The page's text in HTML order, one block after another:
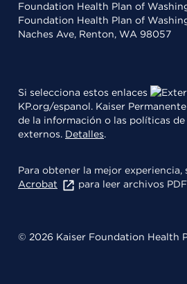
Foundation Health Plan of
Foundation Health Plan of
Naches Ave, Renton, WA 98057
Si selecciona estos enlaces
KP.org/espanol. Kaiser
de la información o las políticas
externos. Detalles.
Para obtener la mejor experiencia,
Acrobat
para leer archivos
© 2026 Kaiser Foundation Health